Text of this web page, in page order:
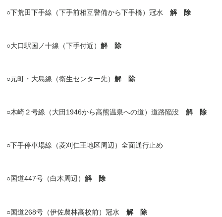
○下荒田下手線（下手前相互警備から下手橋）冠水解 除
○大口駅国ノ十線（下手付近）解 除
○元町・大島線（衛生センター先）解 除
○木崎２号線（大田 1946から高熊温泉への道）道路陥没解 除
○下手停車場線 （菱刈仁王地区周辺）全面通行止め
○ 国道447号（白木周辺）解 除
○国道268号（伊佐農林高校前）冠水解 除